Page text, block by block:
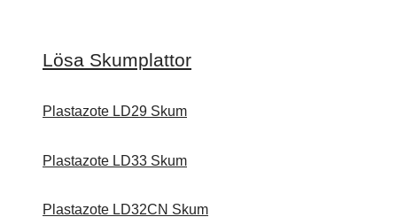
Lösa Skumplattor
Plastazote LD29 Skum
Plastazote LD33 Skum
Plastazote LD32CN Skum